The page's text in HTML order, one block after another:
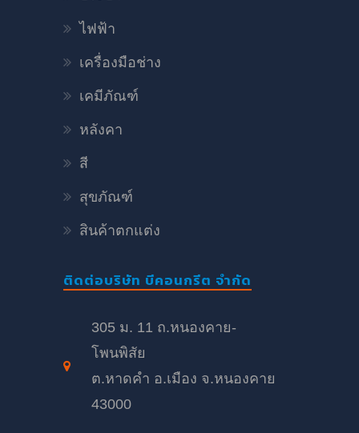
ไฟฟ้า
เครื่องมือช่าง
เคมีภัณฑ์
หลังคา
สี
สุขภัณฑ์
สินค้าตกแต่ง
ติดต่อบริษัท บีคอนกรีต จำกัด
305 ม. 11 ถ.หนองคาย-
โพนพิสัย
ต.หาดคำ อ.เมือง จ.หนองคาย
43000